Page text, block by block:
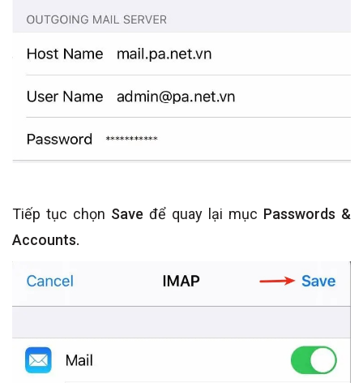
Tiếp tục chọn Save để quay lại mục Passwords &
Accounts.